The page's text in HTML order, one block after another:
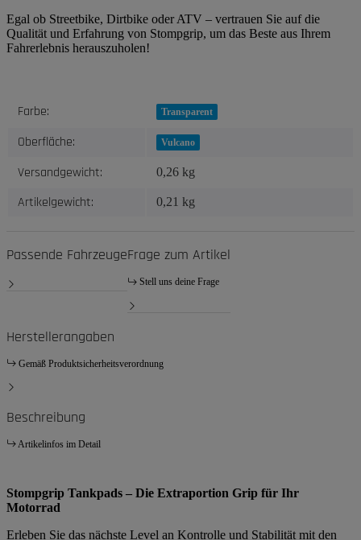
Egal ob Streetbike, Dirtbike oder ATV – vertrauen Sie auf die
Qualität und Erfahrung von Stompgrip, um das Beste aus Ihrem
Fahrerlebnis herauszuholen!
Produkteigenschaft
Wert
Farbe: Transparent
Oberfläche: Vulcano
Versandgewicht: 0,26 kg
Artikelgewicht: 0,21 kg
Passende FahrzeugeFrage zum Artikel
Stell uns deine Frage
Herstellerangaben
Gemäß Produktsicherheitsverordnung
Beschreibung
Artikelinfos im Detail
Stompgrip Tankpads – Die Extraportion Grip für Ihr
Motorrad
Erleben Sie das nächste Level an Kontrolle und Stabilität mit den